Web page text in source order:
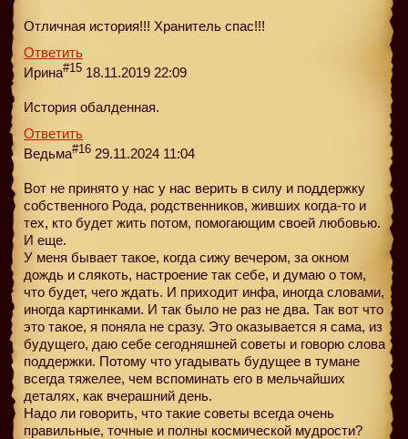
Отличная история!!! Хранитель спас!!!
Ответить
Ирина#15 18.11.2019 22:09
История обалденная.
Ответить
Ведьма#16 29.11.2024 11:04
Вот не принято у нас у нас верить в силу и поддержку
собственного Рода, родственников, живших когда-то и
тех, кто будет жить потом, помогающим своей любовью.
И еще.
У меня бывает такое, когда сижу вечером, за окном
дождь и слякоть, настроение так себе, и думаю о том,
что будет, чего ждать. И приходит инфа, иногда словами,
иногда картинками. И так было не раз не два. Так вот что
это такое, я поняла не сразу. Это оказывается я сама, из
будущего, даю себе сегодняшней советы и говорю слова
поддержки. Потому что угадывать будущее в тумане
всегда тяжелее, чем вспоминать его в мельчайших
деталях, как вчерашний день.
Надо ли говорить, что такие советы всегда очень
правильные, точные и полны космической мудрости?